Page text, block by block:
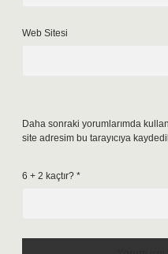
Web Sitesi
Daha sonraki yorumlarımda
site adresim bu tarayıcıya
6 + 2 kaçtır? *